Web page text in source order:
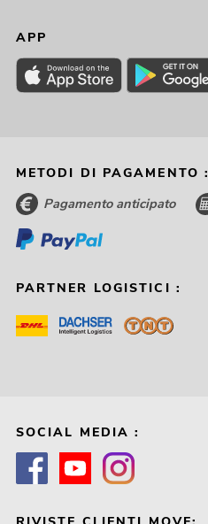
APP
METODI DI PAGAMENTO :
Pagamento anticipato
PARTNER LOGISTICI :
SOCIAL MEDIA :